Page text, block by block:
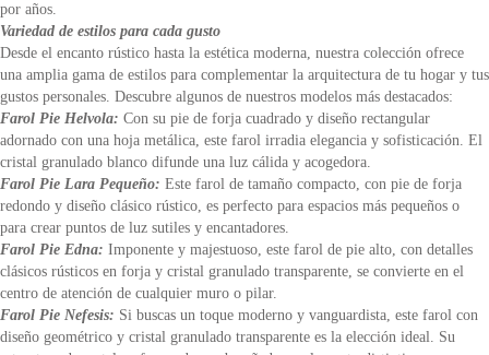
por años.
Variedad de estilos para cada gusto
Desde el encanto rústico hasta la estética moderna, nuestra colección ofrece
una amplia gama de estilos para complementar la arquitectura de tu hogar y tus
gustos personales. Descubre algunos de nuestros modelos más destacados:
Farol Pie Helvola: Con su pie de forja cuadrado y diseño rectangular
adornado con una hoja metálica, este farol irradia elegancia y sofisticación. El
cristal granulado blanco difunde una luz cálida y acogedora.
Farol Pie Lara Pequeño: Este farol de tamaño compacto, con pie de forja
redondo y diseño clásico rústico, es perfecto para espacios más pequeños o
para crear puntos de luz sutiles y encantadores.
Farol Pie Edna: Imponente y majestuoso, este farol de pie alto, con detalles
clásicos rústicos en forja y cristal granulado transparente, se convierte en el
centro de atención de cualquier muro o pilar.
Farol Pie Nefesis: Si buscas un toque moderno y vanguardista, este farol con
diseño geométrico y cristal granulado transparente es la elección ideal. Su